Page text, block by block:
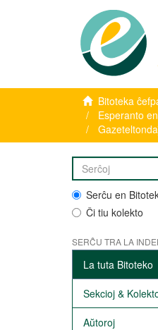
Bitoteka
Esperanto
Serĉu en
Ĉi tiu kolekto
SERĈU TRA LA
La tuta Bitoteko
Sekcioj &
Aŭtoroj